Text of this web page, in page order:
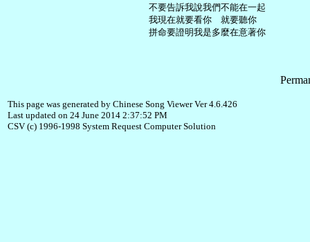
     不要告訴我說我們不能在一起
     我現在就要看你　就要聽你
This page was generated by Chinese Song Viewer Ver 4.6.426
Last updated on 24 June 2014 2:37:52 PM
CSV (c) 1996-1998 System Request Computer Solution